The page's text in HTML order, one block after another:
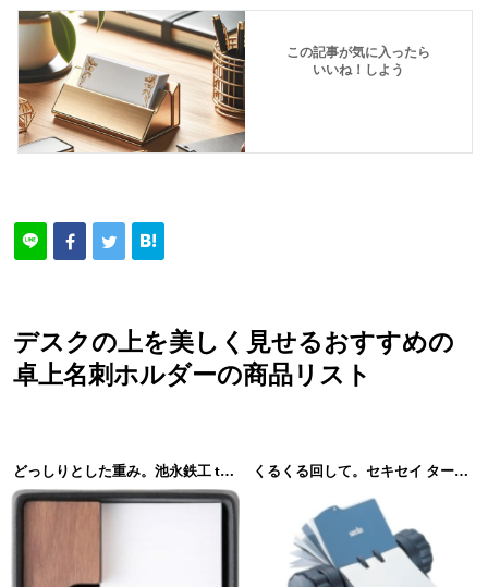
この記事が気に入ったら
いいね！しよう
デスクの上を美しく見せるおすすめの
卓上名刺ホルダーの商品リスト
どっしりとした重み。池永鉄工 tetu（テツ）名刺入れ くるくる回して。セキセイ ターボデックス ブラック TD-1400-60